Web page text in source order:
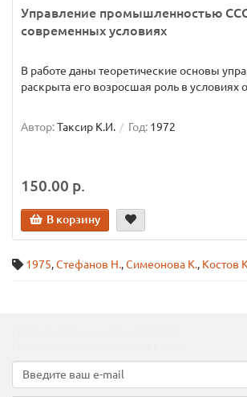
Управление промышленностью
современных условиях
В работе даны теоретические основы
раскрыта его возросшая роль в условиях
Автор:Таксир К.И. Год: 1972
150.00 р.
В корзину
1975,Стефанов Н.,Симеонова К., Костов